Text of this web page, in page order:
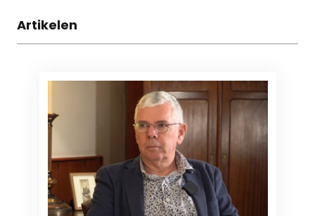
Artikelen